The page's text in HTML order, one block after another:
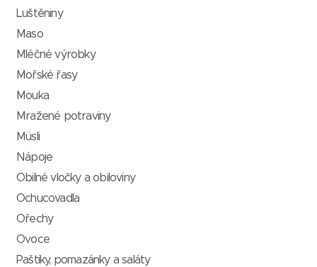
Luštěniny
Maso
Mléčné výrobky
Mořské řasy
Mouka
Mražené potraviny
Müsli
Nápoje
Obilné vločky a obiloviny
Ochucovadla
Ořechy
Ovoce
Paštiky, pomazánky a saláty